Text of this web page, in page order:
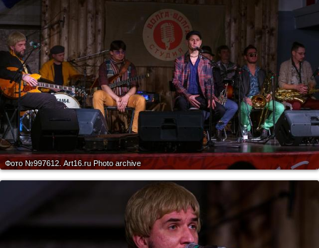
Фото №997612. Art16.ru Photo archive